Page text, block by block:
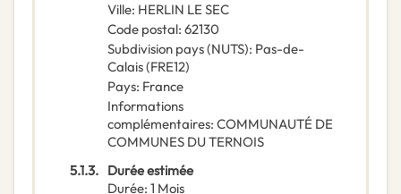
Ville: HERLIN LE SEC
Code postal: 62130
Subdivision pays (NUTS): Pas-de-
Calais(FRE12)
Pays: France
Informations
complémentaires: COMMUNAUTÉ DE
COMMUNES DU TERNOIS
5.1.3. Durée estimée
Durée: 1 Mois